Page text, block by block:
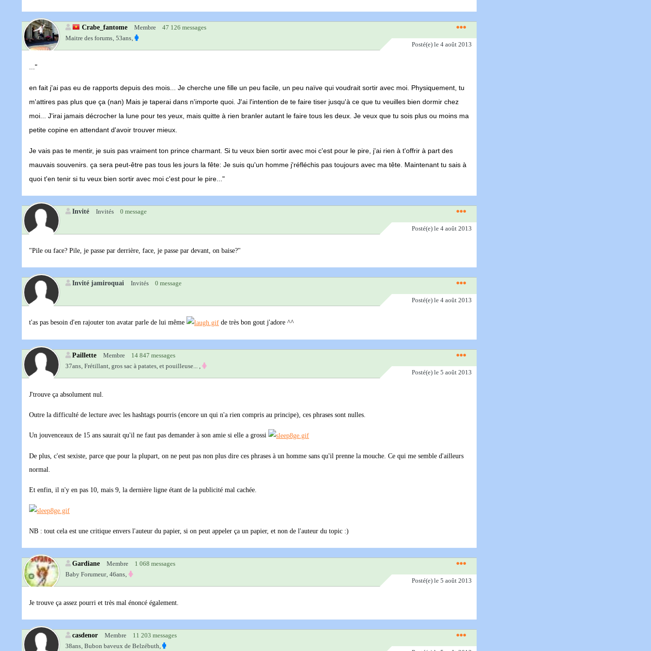
Crabe_fantome Membre
47 126 messages
Maitre des forums‚ 53ans‚
Posté(e) le 4 août 2013
..."
en fait j'ai pas eu de rapports depuis des mois... Je cherche une fille un peu facile, un peu naïve qui voudrait sortir avec moi. Physiquement, tu
m'attires pas plus que ça (nan) Mais je taperai dans n'importe quoi. J'ai l'intention de te faire tiser jusqu'à ce que tu veuilles bien dormir chez
moi... J'irai jamais décrocher la lune pour tes yeux, mais quitte à rien branler autant le faire tous les deux. Je veux que tu sois plus ou moins ma
petite copine en attendant d'avoir trouver mieux.
Je vais pas te mentir, je suis pas vraiment ton prince charmant. Si tu veux bien sortir avec moi c'est pour le pire, j'ai rien à t'offrir à part des
mauvais souvenirs. ça sera peut-être pas tous les jours la fête: Je suis qu'un homme j'réfléchis pas toujours avec ma tête. Maintenant tu sais à
quoi t'en tenir si tu veux bien sortir avec moi c'est pour le pire..."
Invité Invités 0 message
Posté(e) le 4 août 2013
"Pile ou face? Pile, je passe par derrière, face, je passe par devant, on baise?"
Invité jamiroquai Invités 0 message
Posté(e) le 4 août 2013
t'as pas besoin d'en rajouter ton avatar parle de lui même de très bon gout j'adore ^^
Paillette Membre
14 847 messages
37ans‚ Frétillant, gros sac à patates, et pouilleuse... ,
Posté(e) le 5 août 2013
J'trouve ça absolument nul.
Outre la difficulté de lecture avec les hashtags pourris (encore un qui n'a rien compris au principe), ces phrases sont nulles.
Un jouvenceaux de 15 ans saurait qu'il ne faut pas demander à son amie si elle a grossi
De plus, c'est sexiste, parce que pour la plupart, on ne peut pas non plus dire ces phrases à un homme sans qu'il prenne la mouche. Ce qui me semble d'ailleurs
normal.
Et enfin, il n'y en pas 10, mais 9, la dernière ligne étant de la publicité mal cachée.
NB : tout cela est une critique envers l'auteur du papier, si on peut appeler ça un papier, et non de l'auteur du topic :)
Gardiane Membre
1 068 messages
Baby Forumeur‚ 46ans‚
Posté(e) le 5 août 2013
Je trouve ça assez pourri et très mal énoncé également.
casdenor Membre
11 203 messages
38ans‚ Bubon baveux de Belzébuth,